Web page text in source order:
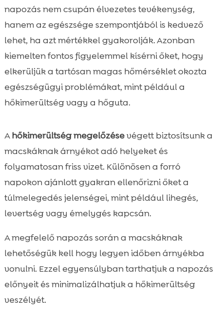
napozás nem csupán élvezetes tevékenység,
hanem az egészsége szempontjából is kedvező
lehet, ha azt mértékkel gyakorolják. Azonban
kiemelten fontos figyelemmel kísérni őket, hogy
elkerüljük a tartósan magas hőmérséklet okozta
egészségügyi problémákat, mint például a
hőkimerültség vagy a hőguta.
Ahőkimerültség megelőzésevégett biztosítsunk a
macskáknak árnyékot adó helyeket és
folyamatosan friss vizet. Különösen a forró
napokon ajánlott gyakran ellenőrizni őket a
túlmelegedés jelenségei, mint például lihegés,
levertség vagy émelygés kapcsán.
A megfelelő napozás során a macskáknak
lehetőségük kell hogy legyen időben árnyékba
vonulni. Ezzel egyensúlyban tarthatjuk a napozás
előnyeit és minimalizálhatjuk a hőkimerültség
veszélyét.